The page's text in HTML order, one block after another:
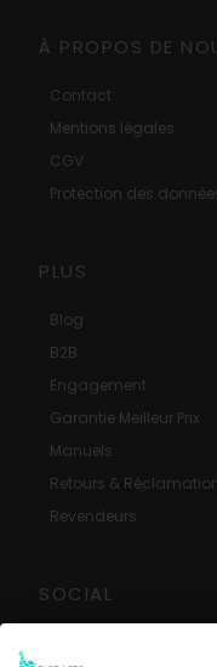
À PROPOS DE
Contact
Mentions légales
CGV
Protection des
PLUS
Blog
B2B
Engagement
Garantie Meilleur Prix
Manuels
Retours &
Revendeurs
SOCIAL